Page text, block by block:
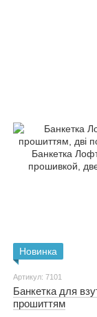
Новинка
Артикул: 7101
Банкетка для
прошиттям